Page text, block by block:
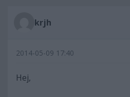
krjh
2014-05-09 17:40
Hej,